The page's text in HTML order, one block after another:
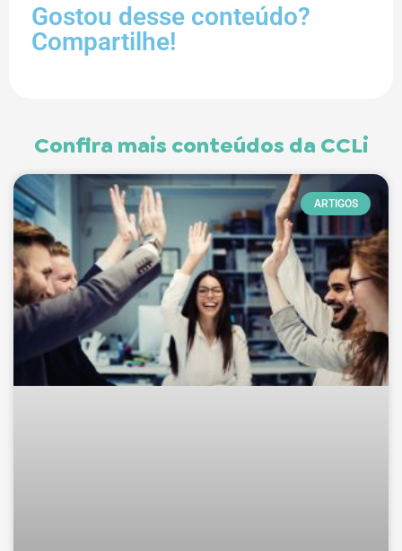
Gostou desse conteúdo?
Compartilhe!
Confira mais conteúdos da CCLi
ARTIGOS